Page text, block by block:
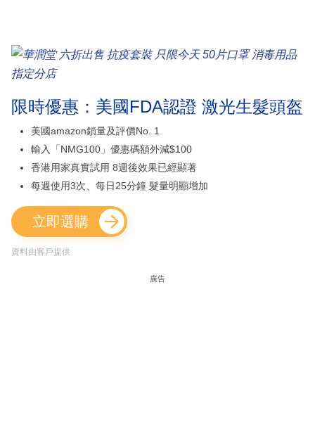
限時優惠：美國FDA認證 激光生髮頭盔
美國amazon鎖量及評價No. 1
輸入「NMG100」優惠碼額外減$100
香港用家真實試用 8週後效果已經顯著
每週使用3次、每日25分鐘 髮量明顯增加
立即選購
資料由客戶提供
廣告